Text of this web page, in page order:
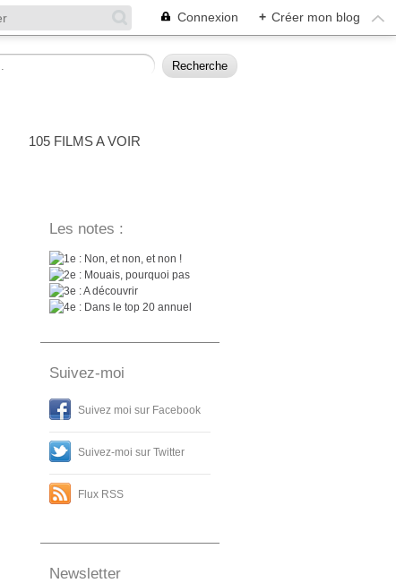
Connexion + Créer mon blog
105 FILMS A VOIR
Les notes :
: Non, et non, et non !
: Mouais, pourquoi pas
: A découvrir
: Dans le top 20 annuel
Suivez-moi
Suivez moi sur Facebook
Suivez-moi sur Twitter
Flux RSS
Newsletter